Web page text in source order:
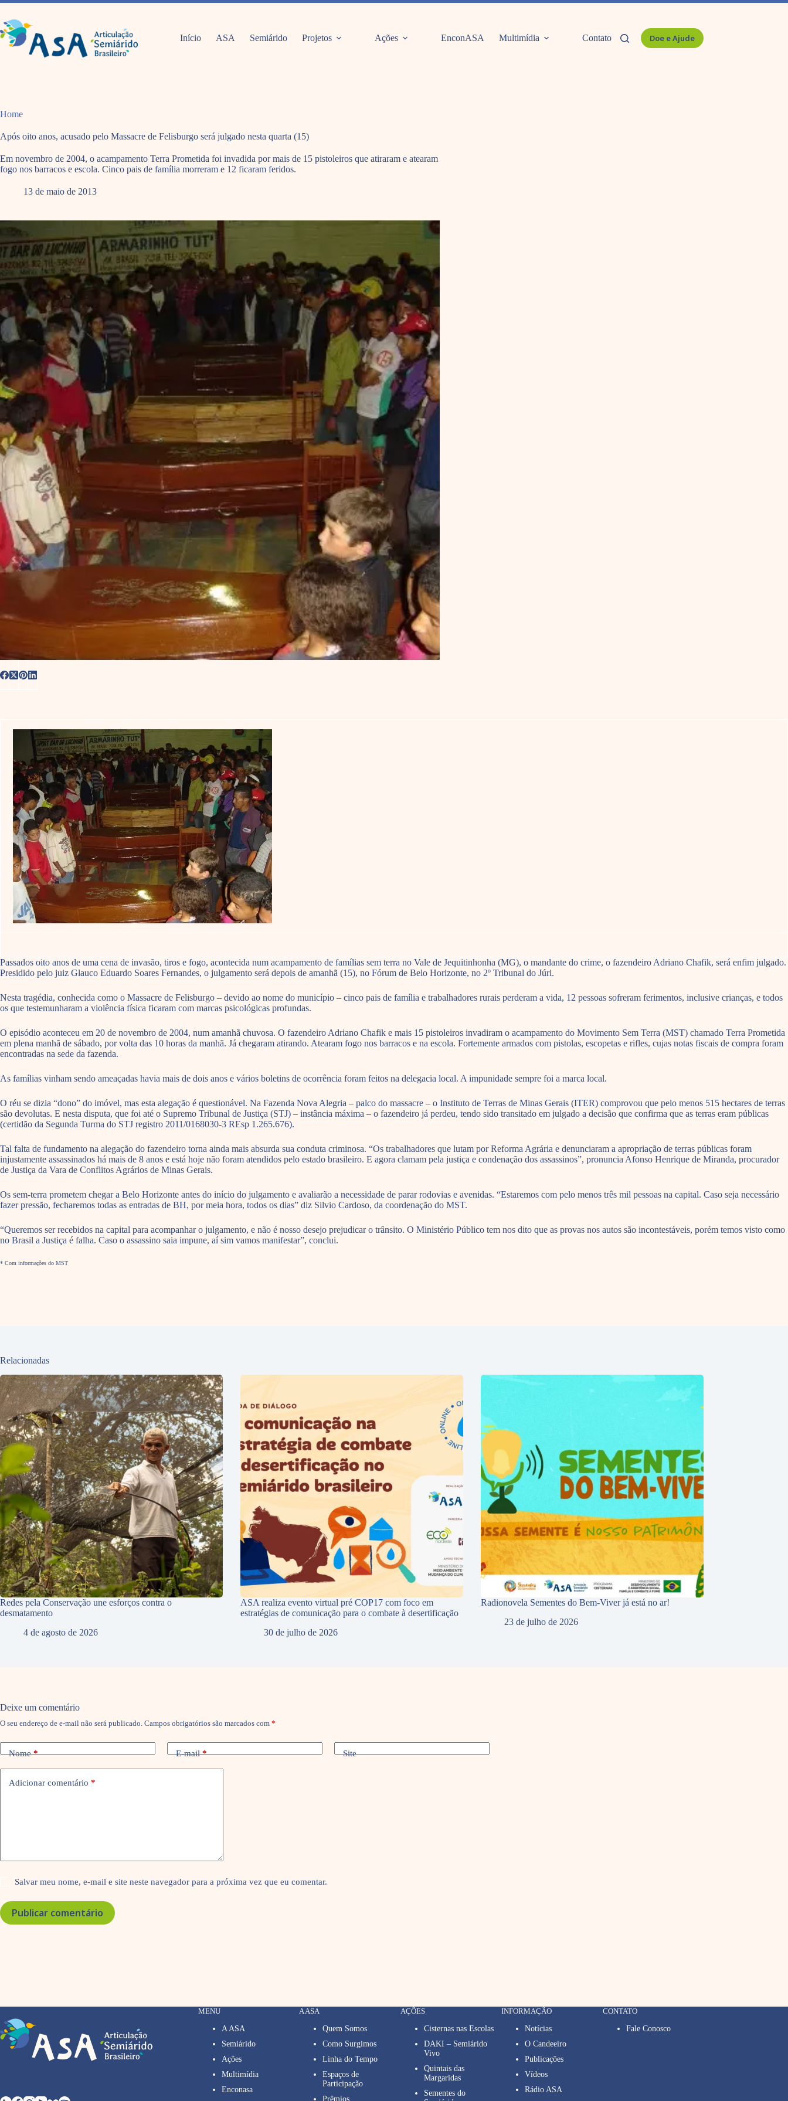
Pular
o
conteúdo
Início ASA Semiárido Projetos Ações EnconASA Multimídia Contato Doe e Ajude
Home
Após oito anos, acusado pelo Massacre de Felisburgo será julgado nesta quarta (15)
Em novembro de 2004, o acampamento Terra Prometida foi invadida por mais de 15 pistoleiros que atiraram e atearam
fogo nos barracos e escola. Cinco pais de família morreram e 12 ficaram feridos.
13 de maio de 2013
Passados oito anos de uma cena de invasão, tiros e fogo, acontecida num acampamento de famílias sem terra no Vale de Jequitinhonha (MG), o mandante do crime, o fazendeiro Adriano Chafik, será enfim julgado.
Presidido pelo juiz Glauco Eduardo Soares Fernandes, o julgamento será depois de amanhã (15), no Fórum de Belo Horizonte, no 2º Tribunal do Júri.
Nesta tragédia, conhecida como o Massacre de Felisburgo – devido ao nome do município – cinco pais de família e trabalhadores rurais perderam a vida, 12 pessoas sofreram ferimentos, inclusive crianças, e todos
os que testemunharam a violência física ficaram com marcas psicológicas profundas.
O episódio aconteceu em 20 de novembro de 2004, num amanhã chuvosa. O fazendeiro Adriano Chafik e mais 15 pistoleiros invadiram o acampamento do Movimento Sem Terra (MST) chamado Terra Prometida
em plena manhã de sábado, por volta das 10 horas da manhã. Já chegaram atirando. Atearam fogo nos barracos e na escola. Fortemente armados com pistolas, escopetas e rifles, cujas notas fiscais de compra foram
encontradas na sede da fazenda.
As famílias vinham sendo ameaçadas havia mais de dois anos e vários boletins de ocorrência foram feitos na delegacia local. A impunidade sempre foi a marca local.
O réu se dizia “dono” do imóvel, mas esta alegação é questionável. Na Fazenda Nova Alegria – palco do massacre – o Instituto de Terras de Minas Gerais (ITER) comprovou que pelo menos 515 hectares de terras
são devolutas. E nesta disputa, que foi até o Supremo Tribunal de Justiça (STJ) – instância máxima – o fazendeiro já perdeu, tendo sido transitado em julgado a decisão que confirma que as terras eram públicas
(certidão da Segunda Turma do STJ registro 2011/0168030-3 REsp 1.265.676).
Tal falta de fundamento na alegação do fazendeiro torna ainda mais absurda sua conduta criminosa. “Os trabalhadores que lutam por Reforma Agrária e denunciaram a apropriação de terras públicas foram
injustamente assassinados há mais de 8 anos e está hoje não foram atendidos pelo estado brasileiro. E agora clamam pela justiça e condenação dos assassinos”, pronuncia Afonso Henrique de Miranda, procurador
de Justiça da Vara de Conflitos Agrários de Minas Gerais.
Os sem-terra prometem chegar a Belo Horizonte antes do início do julgamento e avaliarão a necessidade de parar rodovias e avenidas. “Estaremos com pelo menos três mil pessoas na capital. Caso seja necessário
fazer pressão, fecharemos todas as entradas de BH, por meia hora, todos os dias” diz Silvio Cardoso, da coordenação do MST.
“Queremos ser recebidos na capital para acompanhar o julgamento, e não é nosso desejo prejudicar o trânsito. O Ministério Público tem nos dito que as provas nos autos são incontestáveis, porém temos visto como
no Brasil a Justiça é falha. Caso o assassino saia impune, aí sim vamos manifestar”, conclui.
* Com informações do MST
Relacionadas
Redes pela Conservação une esforços contra o
desmatamento
4 de agosto de 2026
ASA realiza evento virtual pré COP17 com foco em
estratégias de comunicação para o combate à desertificação
30 de julho de 2026
Radionovela Sementes do Bem-Viver já está no ar!
23 de julho de 2026
Deixe um comentário
O seu endereço de e-mail não será publicado. Campos obrigatórios são marcados com *
Nome* E-mail* Site
Adicionar comentário *
Salvar meu nome, e-mail e site neste navegador para a próxima vez que eu comentar.
Publicar comentário
MENU
A ASA
Semiárido
Ações
Multimídia
Enconasa
A ASA
Quem Somos
Como Surgimos
Linha do Tempo
Espaços de
Participação
Prêmios
AÇÕES
Cisternas nas Escolas
DAKI – Semiárido
Vivo
Quintais das
Margaridas
Sementes do
INFORMAÇÃO
Notícias
O Candeeiro
Publicações
Vídeos
Rádio ASA
CONTATO
Fale Conosco